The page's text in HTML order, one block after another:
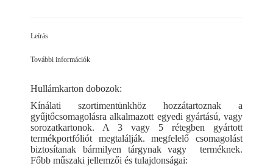
Leírás
További információk
Hullámkarton dobozok:
Kínálati szortimentünkhöz hozzátartoznak a
gyűjtőcsomagolásra alkalmazott egyedi gyártású, vagy
sorozatkartonok. A 3 vagy 5 rétegben gyártott
termékportfóliót megtalálják. megfelelő csomagolást
biztosítanak bármilyen tárgynak vagy terméknek.
Főbb műszaki jellemzői és tulajdonságai: